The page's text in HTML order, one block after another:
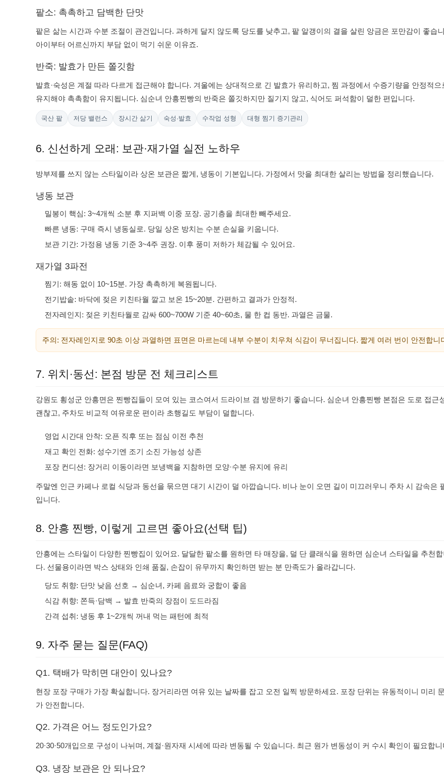
팥소: 촉촉하고 담백한 단맛
팥은 삶는 시간과 수분 조절이 관건입니다. 과하게 달지 않도록 당도를 낮추고, 팥 알갱이의 결을 살린 앙금은 포만감이 좋습
아이부터 어르신까지 부담 없이 먹기 쉬운 이유죠.
반죽: 발효가 만든 쫄깃함
발효·숙성은 계절 따라 다르게 접근해야 합니다. 겨울에는 상대적으로 긴 발효가 유리하고, 찜 과정에서 수증기량을 안정적으
유지해야 촉촉함이 유지됩니다. 심순녀 안흥찐빵의 반죽은 쫄깃하지만 질기지 않고, 식어도 퍼석함이 덜한 편입니다.
국산 팥 저당 밸런스 장시간 삶기 숙성·발효 수작업 성형 대형 찜기 증기관리
6. 신선하게 오래: 보관·재가열 실전 노하우
방부제를 쓰지 않는 스타일이라 상온 보관은 짧게, 냉동이 기본입니다. 가정에서 맛을 최대한 살리는 방법을 정리했습니다.
냉동 보관
밀봉이 핵심: 3~4개씩 소분 후 지퍼백 이중 포장. 공기층을 최대한 빼주세요.
빠른 냉동: 구매 즉시 냉동실로. 당일 상온 방치는 수분 손실을 키웁니다.
보관 기간: 가정용 냉동 기준 3~4주 권장. 이후 풍미 저하가 체감될 수 있어요.
재가열 3파전
찜기: 해동 없이 10~15분. 가장 촉촉하게 복원됩니다.
전기밥솥: 바닥에 젖은 키친타월 깔고 보온 15~20분. 간편하고 결과가 안정적.
전자레인지: 젖은 키친타월로 감싸 600~700W 기준 40~60초, 물 한 컵 동반. 과열은 금물.
주의: 전자레인지로 90초 이상 과열하면 표면은 마르는데 내부 수분이 치우쳐 식감이 무너집니다. 짧게 여러 번이 안전합니
7. 위치·동선: 본점 방문 전 체크리스트
강원도 횡성군 안흥면은 찐빵집들이 모여 있는 코스여서 드라이브 겸 방문하기 좋습니다. 심순녀 안흥찐빵 본점은 도로 접근
괜찮고, 주차도 비교적 여유로운 편이라 초행길도 부담이 덜합니다.
영업 시간대 안착: 오픈 직후 또는 점심 이전 추천
재고 확인 전화: 성수기엔 조기 소진 가능성 상존
포장 컨디션: 장거리 이동이라면 보냉백을 지참하면 모양·수분 유지에 유리
주말엔 인근 카페나 로컬 식당과 동선을 묶으면 대기 시간이 덜 아깝습니다. 비나 눈이 오면 길이 미끄러우니 주차 시 감속은
입니다.
8. 안흥 찐빵, 이렇게 고르면 좋아요(선택 팁)
안흥에는 스타일이 다양한 찐빵집이 있어요. 달달한 팥소를 원하면 타 매장을, 덜 단 클래식을 원하면 심순녀 스타일을 추천
다. 선물용이라면 박스 상태와 인쇄 품질, 손잡이 유무까지 확인하면 받는 분 만족도가 올라갑니다.
당도 취향: 단맛 낮음 선호 → 심순녀, 카페 음료와 궁합이 좋음
식감 취향: 쫀득·담백 → 발효 반죽의 장점이 도드라짐
간격 섭취: 냉동 후 1~2개씩 꺼내 먹는 패턴에 최적
9. 자주 묻는 질문(FAQ)
Q1. 택배가 막히면 대안이 있나요?
현장 포장 구매가 가장 확실합니다. 장거리라면 여유 있는 날짜를 잡고 오전 일찍 방문하세요. 포장 단위는 유동적이니 미리
가 안전합니다.
Q2. 가격은 어느 정도인가요?
20·30·50개입으로 구성이 나뉘며, 계절·원자재 시세에 따라 변동될 수 있습니다. 최근 원가 변동성이 커 수시 확인이 필요합
Q3. 냉장 보관은 안 되나요?